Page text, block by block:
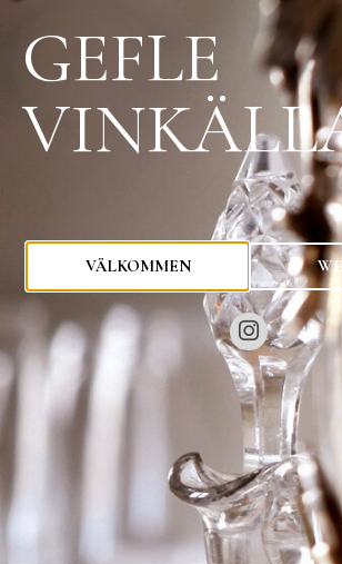
GEFLE
VÄLKOMMEN